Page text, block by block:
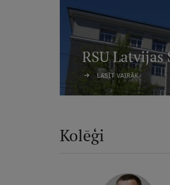
RSU
LASĪT VAIRĀK
Kolēģi